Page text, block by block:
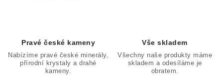
Pravé české kameny
Nabízíme pravé české minerály,
přírodní krystaly a drahé
kameny.
Vše skladem
Všechny naše produkty máme
skladem a odesíláme je
obratem.